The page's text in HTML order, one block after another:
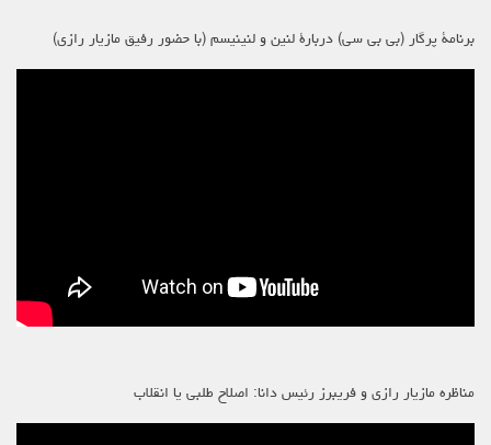
برنامۀ پرگار (بی بی سی) دربارۀ لنین و لنینیسم (با حضور رفیق مازیار رازی)
مناظره مازیار رازی و فریبرز رئیس دانا: اصلاح طلبی یا انقلاب